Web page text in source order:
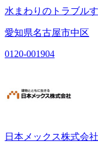
水まわりのトラブル
愛知県名古屋市中区
0120-001904
日本メックス株式会